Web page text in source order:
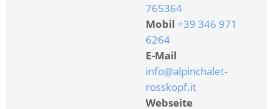
765364
Mobil +39 346 971
6264
E-Mail
info@alpinchalet-
rosskopf.it
Webseite